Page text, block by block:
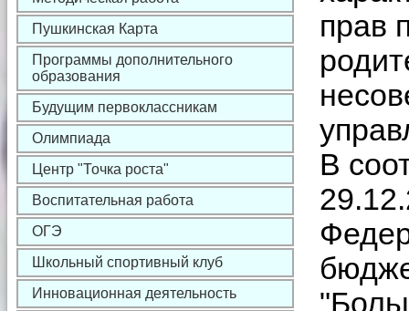
Пушкинская Карта
Программы дополнительного
образования
Будущим первоклассникам
Олимпиада
Центр "Точка роста"
Воспитательная работа
ОГЭ
Школьный спортивный клуб
Инновационная деятельность
прав
В